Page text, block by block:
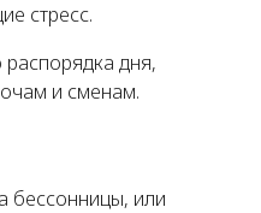
стресс.
дня,
и сменам.
бессонницы, или